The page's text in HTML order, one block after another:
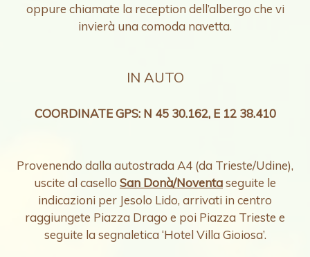
oppure chiamate la reception dell’albergo che vi
invierà una comoda navetta.
IN AUTO
COORDINATE GPS: N 45 30.162, E 12 38.410
Provenendo dalla autostrada A4 (da Trieste/Udine),
uscite al casello San Donà/Noventaseguite le
indicazioni per Jesolo Lido, arrivati in centro
raggiungete Piazza Drago e poi Piazza Trieste e
seguite la segnaletica ‘Hotel Villa Gioiosa’.